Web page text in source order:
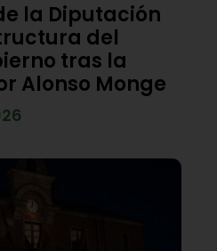
la Diputación
del
tras la
Alonso Monge